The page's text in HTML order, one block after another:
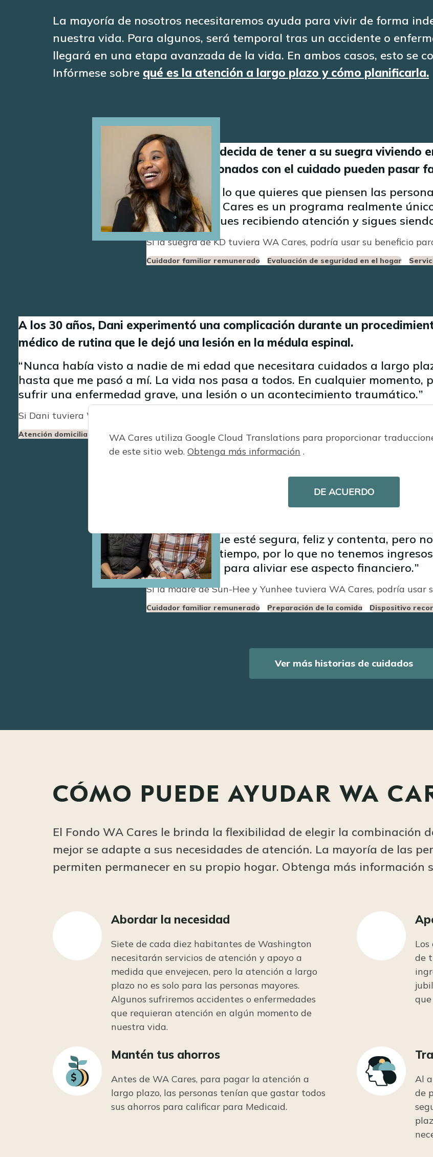
La mayoría de nosotros necesitaremos ayuda para vivir de forma
nuestra vida. Para algunos, será temporal tras un accidente o
llegará en una etapa avanzada de la vida. En ambos casos, esto se
Infórmese sobre qué es la atención a largo plazo y cómo planificarla.
KD está agradecida de tener a su suegra viviendo
gastos relacionados con el cuidado pueden pasar
Lo último en lo que quieres que piensen las
el dinero. WA Cares es un programa realmente
envejeces, sigues recibiendo atención y sigues
Si la suegra de KD tuviera WA Cares, podría usar su beneficio
Cuidador familiar remunerado Evaluación de seguridad en el hogar
Image
A los 30 años, Dani experimentó una complicación durante un
médico de rutina que le dejó una lesión en la médula espinal.
Nunca había visto a nadie de mi edad que necesitara cuidados a largo
hasta que me pasó a mí. La vida nos pasa a todos. En cualquier momento,
sufrir una enfermedad grave, una lesión o un acontecimiento traumático.
Si Dani tuviera WA Cares, podría usar su beneficio para:
Atención domiciliaria Silla de ruedas Transporte
Las hermanas Sun-Hee y Yunhee dejaron sus
Queremos que esté segura, feliz y contenta, pero
durante este tiempo, por lo que no tenemos
sería muy útil para aliviar ese aspecto financiero.
Si la madre de Sun-Hee y Yunhee tuviera WA Cares, podría usar
Cuidador familiar remunerado Preparación de la comida Dispositivo
Ver más historias de cuidados
CÓMO PUEDE AYUDAR WA
El Fondo WA Cares le brinda la flexibilidad de elegir la combinación
mejor se adapte a sus necesidades de atención. La mayoría de las
permiten permanecer en su propio hogar. Obtenga más información
Abordar la necesidad
Siete de cada diez habitantes de Washington
necesitarán servicios de atención y apoyo a
medida que envejecen, pero la atención a largo
plazo no es solo para las personas mayores.
Algunos sufriremos accidentes o enfermedades
que requieran atención en algún momento de
nuestra vida.
de
Icon Mantén tus ahorros
Antes de WA Cares, para pagar la atención a
largo plazo, las personas tenían que gastar todos
sus ahorros para calificar para Medicaid.
Icon
Al
de
WA Cares utiliza Google Cloud Translations para proporcionar
de este sitio web. Obtenga más información .
DE ACUERDO